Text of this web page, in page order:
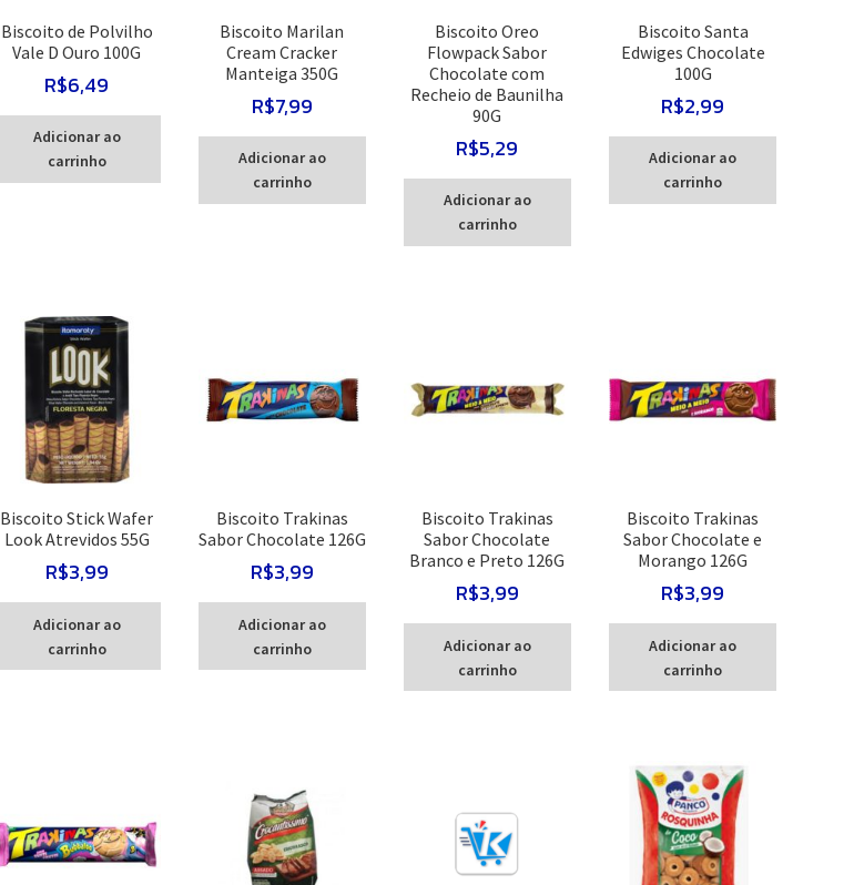
Biscoito de Polvilho
Vale D Ouro 100G
R$6,49
Adicionar ao
carrinho
Biscoito Marilan
Cream Cracker
Manteiga 350G
R$7,99
Adicionar ao
carrinho
Biscoito Oreo
Flowpack Sabor
Chocolate com
Recheio de Baunilha
90G
R$5,29
Adicionar ao
carrinho
Biscoito Santa
Edwiges Chocolate
100G
R$2,99
Adicionar ao
carrinho
Biscoito Stick Wafer
Look Atrevidos 55G
R$3,99
Adicionar ao
carrinho
Biscoito Trakinas
Sabor Chocolate 126G
R$3,99
Adicionar ao
carrinho
Biscoito Trakinas
Sabor Chocolate
Branco e Preto 126G
R$3,99
Adicionar ao
carrinho
Biscoito Trakinas
Sabor Chocolate e
Morango 126G
R$3,99
Adicionar ao
carrinho